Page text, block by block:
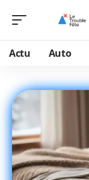
Actu Auto